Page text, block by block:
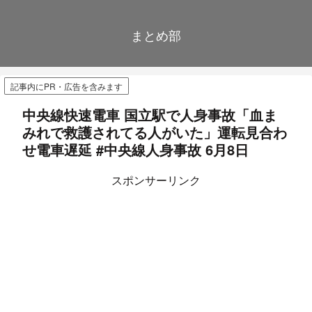
まとめ部
記事内にPR・広告を含みます
中央線快速電車 国立駅で人身事故「血ま
みれで救護されてる人がいた」運転見合わ
せ電車遅延 #中央線人身事故 6月8日
スポンサーリンク